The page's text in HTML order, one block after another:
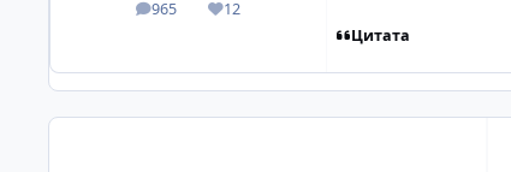
965
посты 12
Репутация
Цитата